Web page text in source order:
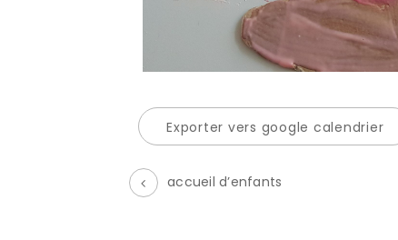
Exporter vers google calendrier
É
accueil d’enfants